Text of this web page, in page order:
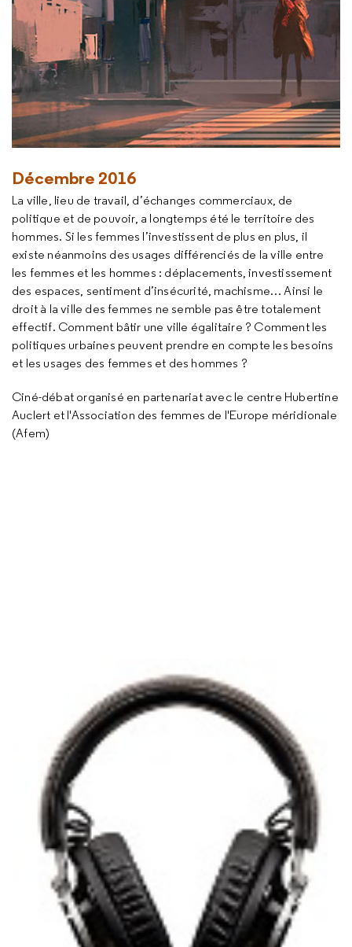
Décembre 2016
La ville, lieu de travail, d’échanges commerciaux, de
politique et de pouvoir, a longtemps été le territoire des
hommes. Si les femmes l’investissent de plus en plus, il
existe néanmoins des usages différenciés de la ville entre
les femmes et les hommes : déplacements, investissement
des espaces, sentiment d’insécurité, machisme… Ainsi le
droit à la ville des femmes ne semble pas être totalement
effectif. Comment bâtir une ville égalitaire ? Comment les
politiques urbaines peuvent prendre en compte les besoins
et les usages des femmes et des hommes ?
Ciné-débat organisé en partenariat avec le centre Hubertine
Auclert et l'Association des femmes de l'Europe méridionale
(Afem)